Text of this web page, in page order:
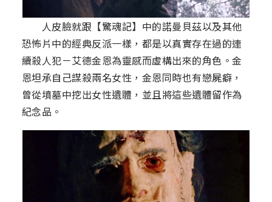
人皮臉就跟【驚魂記】中的諾曼貝茲以及其他
恐怖片中的經典反派一樣，都是以真實存在過的連
續殺人犯－艾德金恩為靈感而虛構出來的角色。金
恩坦承自己謀殺兩名女性，金恩同時也有戀屍癖，
曾從墳墓中挖出女性遺體，並且將這些遺體留作為
紀念品。